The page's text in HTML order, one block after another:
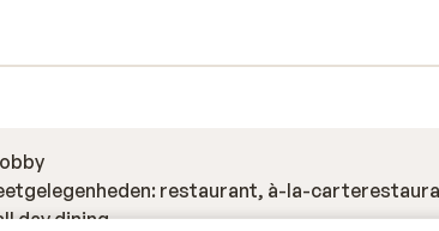
restaurant, à-la-
day dining